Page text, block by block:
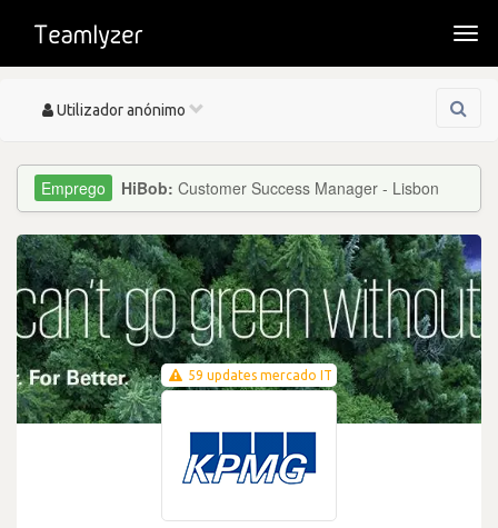
Toggle
Utilizador anónimo
HiBob: Customer Success Manager - Lisbon
59 updates mercado IT